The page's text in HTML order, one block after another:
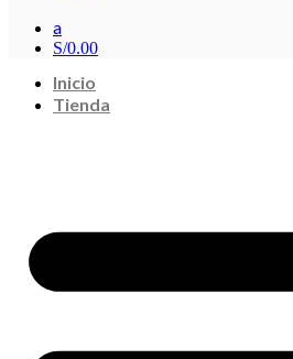
a
S/0.00
Inicio
Tienda